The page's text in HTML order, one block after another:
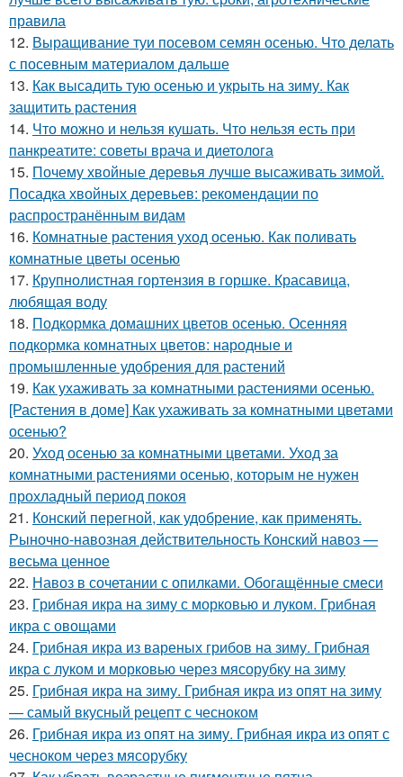
правила
12. Выращивание туи посевом семян осенью. Что делать
с посевным материалом дальше
13. Как высадить тую осенью и укрыть на зиму. Как
защитить растения
14. Что можно и нельзя кушать. Что нельзя есть при
панкреатите: советы врача и диетолога
15. Почему хвойные деревья лучше высаживать зимой.
Посадка хвойных деревьев: рекомендации по
распространённым видам
16. Комнатные растения уход осенью. Как поливать
комнатные цветы осенью
17. Крупнолистная гортензия в горшке. Красавица,
любящая воду
18. Подкормка домашних цветов осенью. Осенняя
подкормка комнатных цветов: народные и
промышленные удобрения для растений
19. Как ухаживать за комнатными растениями осенью.
[Растения в доме] Как ухаживать за комнатными цветами
осенью?
20. Уход осенью за комнатными цветами. Уход за
комнатными растениями осенью, которым не нужен
прохладный период покоя
21. Конский перегной, как удобрение, как применять.
Рыночно-навозная действительность Конский навоз —
весьма ценное
22. Навоз в сочетании с опилками. Обогащённые смеси
23. Грибная икра на зиму с морковью и луком. Грибная
икра с овощами
24. Грибная икра из вареных грибов на зиму. Грибная
икра с луком и морковью через мясорубку на зиму
25. Грибная икра на зиму. Грибная икра из опят на зиму
— самый вкусный рецепт с чесноком
26. Грибная икра из опят на зиму. Грибная икра из опят с
чесноком через мясорубку